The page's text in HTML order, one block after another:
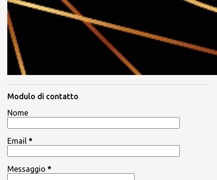
Modulo di contatto
Nome
Email *
Messaggio *